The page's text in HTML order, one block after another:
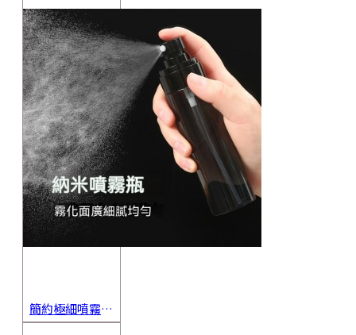
簡約極細噴霧瓶 旅行分裝瓶 保養品分裝 酒精噴霧瓶 小噴壺 香水瓶 隨身瓶